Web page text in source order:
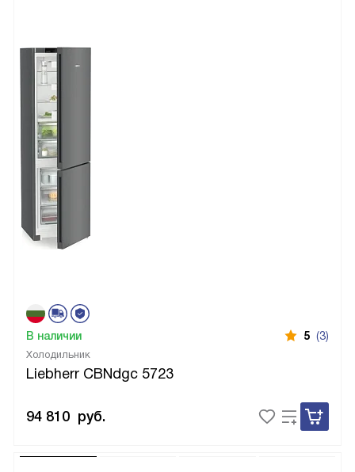
Холодильник
Liebherr CBNdgc 5723
В наличии 5 (3)
94 810 руб.